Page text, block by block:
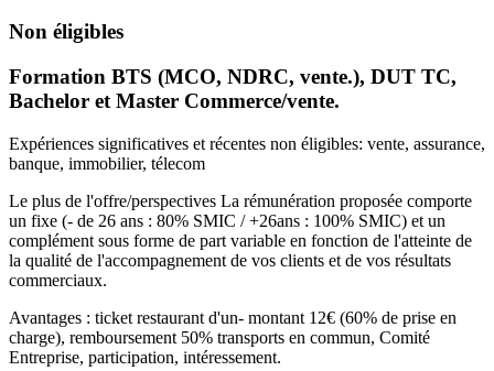
Non éligibles
Formation BTS (MCO, NDRC, vente.), DUT TC,
Bachelor et Master Commerce/vente.
Expériences significatives et récentes non éligibles: vente, assurance,
banque, immobilier, télecom
Le plus de l'offre/perspectives La rémunération proposée comporte
un fixe (- de 26 ans : 80% SMIC / +26ans : 100% SMIC) et un
complément sous forme de part variable en fonction de l'atteinte de
la qualité de l'accompagnement de vos clients et de vos résultats
commerciaux.
Avantages : ticket restaurant d'un- montant 12€ (60% de prise en
charge), remboursement 50% transports en commun, Comité
Entreprise, participation, intéressement.